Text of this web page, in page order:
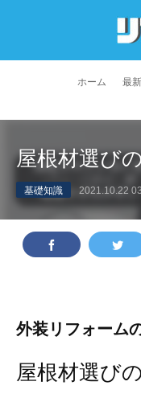
ホーム 最
屋根材選び
基礎知識 2021.10.22
外装リフォー
屋根材選び